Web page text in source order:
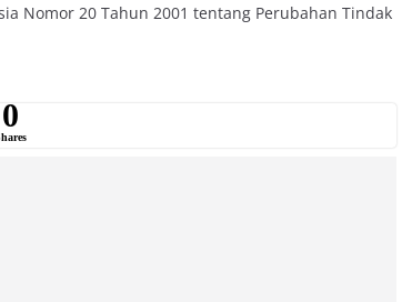
Nomor 20 Tahun 2001 tentang Perubahan Tindak
0